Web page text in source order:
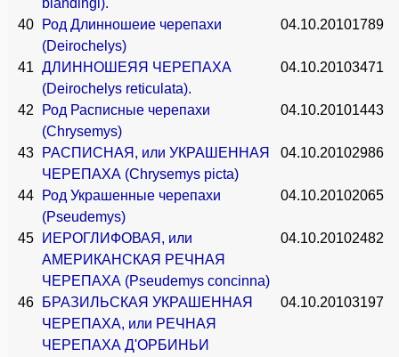
blandingi).
40
Род Длинношеие черепахи
(Deirochelys)
04.10.20101789
41 ДЛИННОШЕЯЯ ЧЕРЕПАХА
(Deirochelys reticulata).
04.10.20103471
42
Род Расписные черепахи
(Chrysemys)
04.10.20101443
43
РАСПИСНАЯ, или УКРАШЕННАЯ
ЧЕРЕПАХА (Chrysemys picta)
04.10.20102986
44
Род Украшенные черепахи
(Pseudemys)
04.10.20102065
45
ИЕРОГЛИФОВАЯ, или
АМЕРИКАНСКАЯ РЕЧНАЯ
ЧЕРЕПАХА (Pseudemys concinna)
04.10.20102482
46
БРАЗИЛЬСКАЯ УКРАШЕННАЯ
ЧЕРЕПАХА, или РЕЧНАЯ
ЧЕРЕПАХА Д'ОРБИНЬИ
04.10.20103197